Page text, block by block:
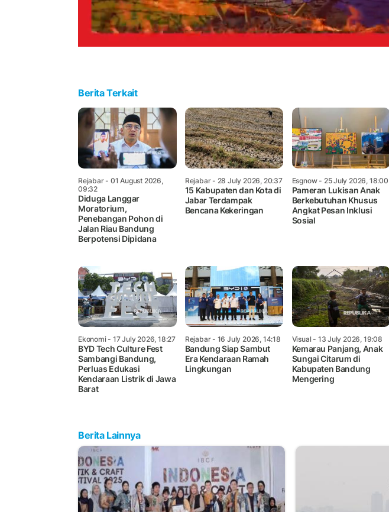
Berita Terkait
Rejabar- 01 August 2026,
09:32
Diduga Langgar
Moratorium,
Penebangan Pohon di
Jalan Riau Bandung
Berpotensi Dipidana
Rejabar- 28 July 2026, 20:37
15 Kabupaten dan Kota di
Jabar Terdampak
Bencana Kekeringan
Esgnow- 25 July 2026, 18:00
Pameran Lukisan Anak
Berkebutuhan Khusus
Angkat Pesan Inklusi
Sosial
Ekonomi- 17 July 2026, 18:27
BYD Tech Culture Fest
Sambangi Bandung,
Perluas Edukasi
Kendaraan Listrik di Jawa
Barat
Rejabar- 16 July 2026, 14:18
Bandung Siap Sambut
Era Kendaraan Ramah
Lingkungan
Visual - 13 July 2026, 19:08
Kemarau Panjang, Anak
Sungai Citarum di
Kabupaten Bandung
Mengering
Berita Lainnya